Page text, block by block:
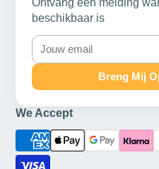
beschikbaar is
Breng Mij
We Accept